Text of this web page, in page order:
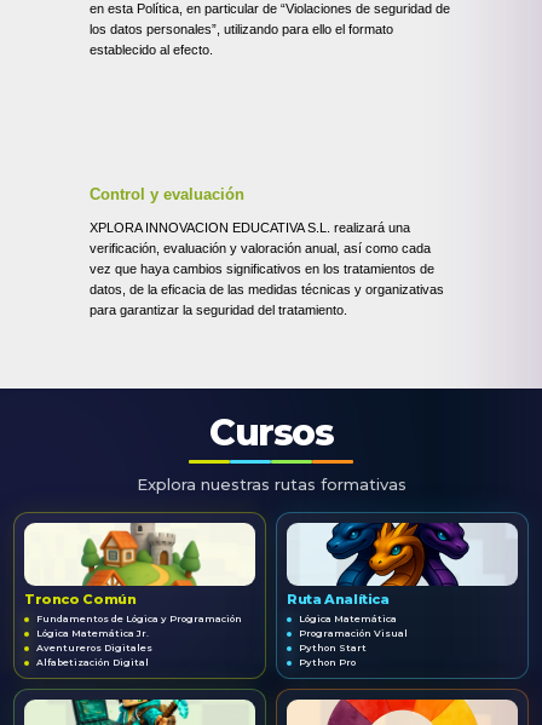
en esta Política, en particular de “Violaciones de seguridad de
los datos personales”, utilizando para ello el formato
establecido al efecto.
Control y evaluación
XPLORA INNOVACION EDUCATIVA S.L. realizará una
verificación, evaluación y valoración anual, así como cada
vez que haya cambios significativos en los tratamientos de
datos, de la eficacia de las medidas técnicas y organizativas
para garantizar la seguridad del tratamiento.
Cursos
Explora nuestras rutas formativas
Tronco Común
Fundamentos de Lógica y Programación
Lógica Matemática Jr.
Aventureros Digitales
Alfabetización Digital
Ruta Analítica
Lógica Matemática
Programación Visual
Python Start
Python Pro